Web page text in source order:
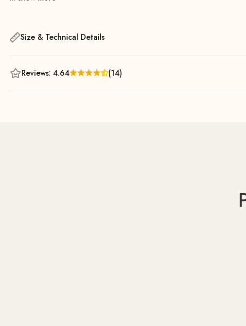
The durable upholstery features a long-lasting metal spring system
Size & Technical Details
Reviews: 4.64 (14)